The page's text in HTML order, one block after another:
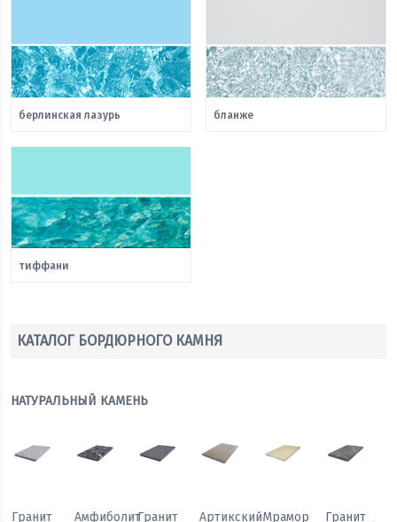
берлинская лазурь бланже
тиффани
КАТАЛОГ БОРДЮРНОГО КАМНЯ
НАТУРАЛЬНЫЙ КАМЕНЬ
Мрамор Гранит Гранит Гранит АмфиболитГранит